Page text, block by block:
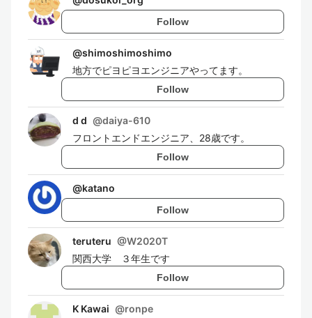
Follow
@shimoshimoshimo
地方でピヨピヨエンジニアやってます。
Follow
d d @daiya-610
フロントエンドエンジニア、28歳です。
Follow
@katano
Follow
teruteru @W2020T
関西大学 ３年生です
Follow
K Kawai @ronpe